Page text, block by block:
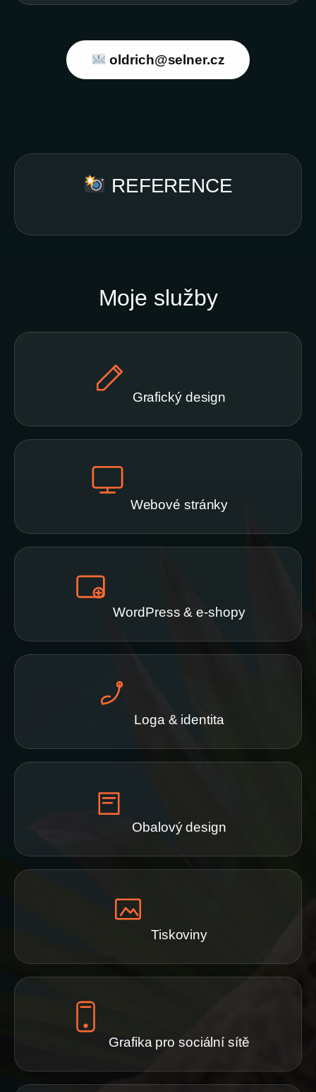
oldrich@selner.cz
REFERENCE
Moje služby
Grafický design
Webové stránky
WordPress & e-shopy
Loga & identita
Obalový design
Tiskoviny
Grafika pro sociální sítě